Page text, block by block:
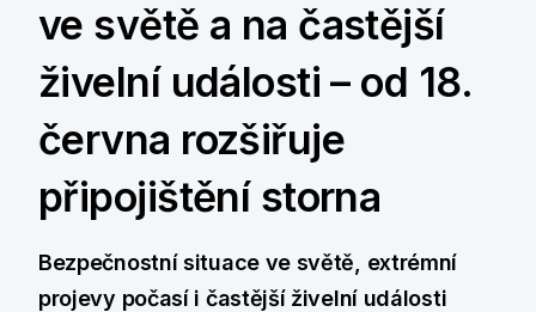
ve světě a na častější
živelní události – od 18.
června rozšiřuje
připojištění storna
Bezpečnostní situace ve světě, extrémní
projevy počasí i častější živelní události